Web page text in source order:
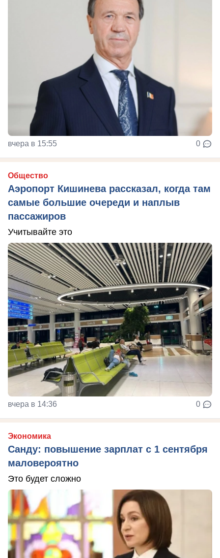
вчера в 15:55 0
Общество
Аэропорт Кишинева рассказал, когда там
самые большие очереди и наплыв
пассажиров
Учитывайте это
вчера в 14:36 0
Экономика
Санду: повышение зарплат с 1 сентября
маловероятно
Это будет сложно